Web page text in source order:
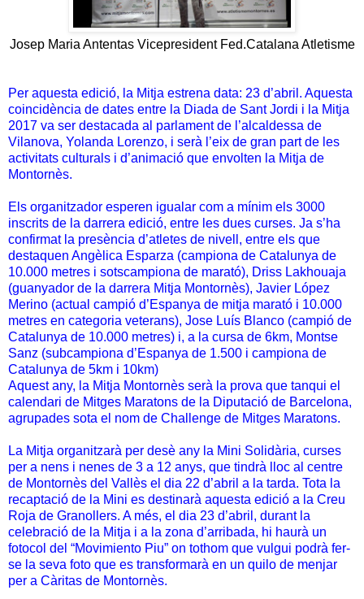
Josep Maria Antentas Vicepresident Fed.Catalana Atletisme
Per aquesta edició, la Mitja estrena data: 23 d’abril. Aquesta
coincidència de dates entre la Diada de Sant Jordi i la Mitja
2017 va ser destacada al parlament de l’alcaldessa de
Vilanova, Yolanda Lorenzo, i serà l’eix de gran part de les
activitats culturals i d’animació que envolten la Mitja de
Montornès.
Els organitzador esperen igualar com a mínim els 3000
inscrits de la darrera edició, entre les dues curses. Ja s’ha
confirmat la presència d’atletes de nivell, entre els que
destaquen Angèlica Esparza (campiona de Catalunya de
10.000 metres i sotscampiona de marató), Driss Lakhouaja
(guanyador de la darrera Mitja Montornès), Javier López
Merino (actual campió d’Espanya de mitja marató i 10.000
metres en categoria veterans), Jose Luís Blanco (campió de
Catalunya de 10.000 metres) i, a la cursa de 6km, Montse
Sanz (subcampiona d’Espanya de 1.500 i campiona de
Catalunya de 5km i 10km)
Aquest any, la Mitja Montornès serà la prova que tanqui el
calendari de Mitges Maratons de la Diputació de Barcelona,
agrupades sota el nom de Challenge de Mitges Maratons.
La Mitja organitzarà per desè any la Mini Solidària, curses
per a nens i nenes de 3 a 12 anys, que tindrà lloc al centre
de Montornès del Vallès el dia 22 d’abril a la tarda. Tota la
recaptació de la Mini es destinarà aquesta edició a la Creu
Roja de Granollers. A més, el dia 23 d’abril, durant la
celebració de la Mitja i a la zona d’arribada, hi haurà un
fotocol del “Movimiento Piu” on tothom que vulgui podrà fer-
se la seva foto que es transformarà en un quilo de menjar
per a Càritas de Montornès.